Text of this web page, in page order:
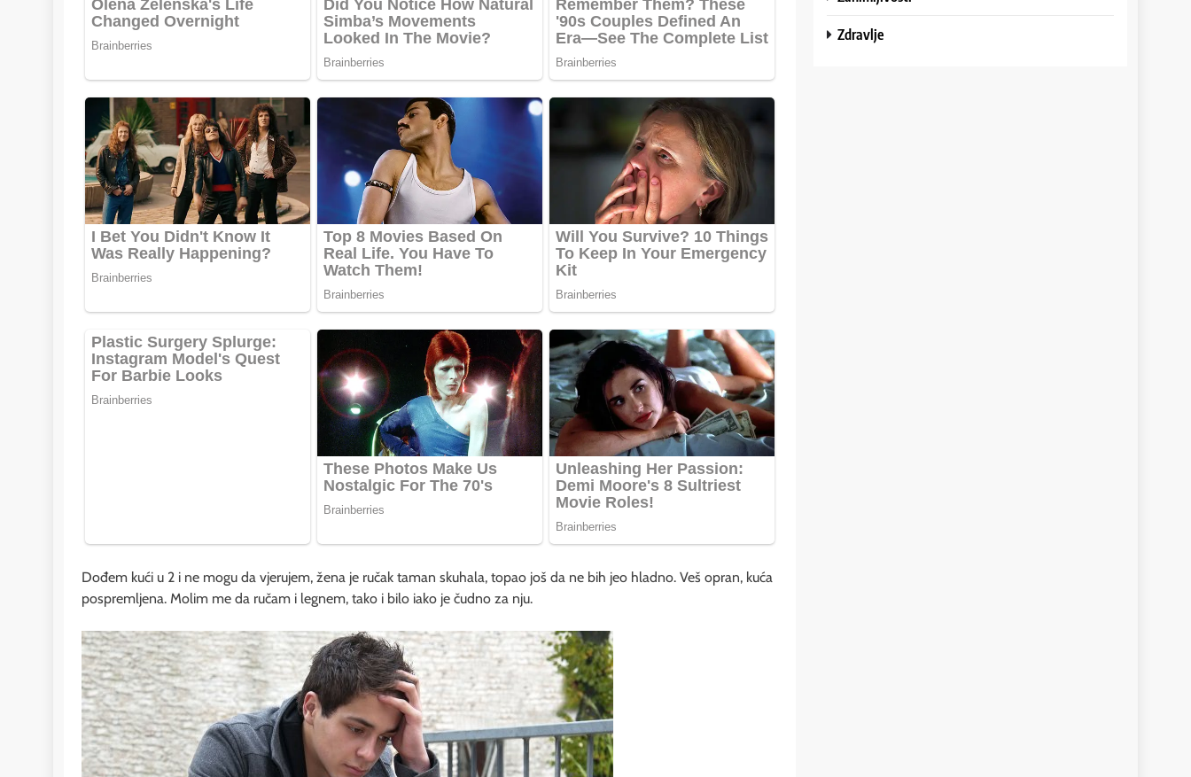
Dođem kući u 2 i ne mogu da vjerujem, žena je ručak taman skuhala, topao još da ne bih jeo hladno. Veš opran, kuća
pospremljena. Molim me da ručam i legnem, tako i bilo iako je čudno za nju.
Zdravlje